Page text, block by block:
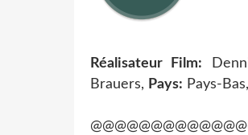
Réalisateur Film:
Brauers, Pays: Pays-Bas,